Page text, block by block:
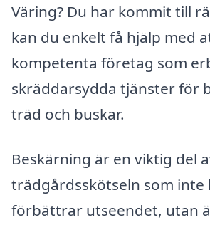
Väring? Du har kommit till
kan du enkelt få hjälp med
kompetenta företag som
skräddarsydda tjänster för
träd och buskar.
Beskärning är en viktig del
trädgårdsskötseln som inte
förbättrar utseendet, utan